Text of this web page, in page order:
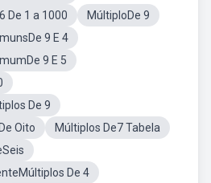
De 1 a 1000
MúltiploDe 9
9 E 4
9 E 5
De 9
Oito
Múltiplos De7 Tabela
De 4